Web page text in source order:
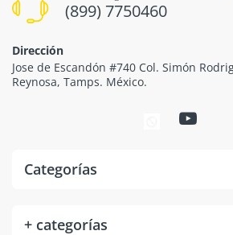
(899) 7750460
Dirección
Jose de Escandón #740 Col. Simón
Reynosa, Tamps. México.
Categorías
+ categorías